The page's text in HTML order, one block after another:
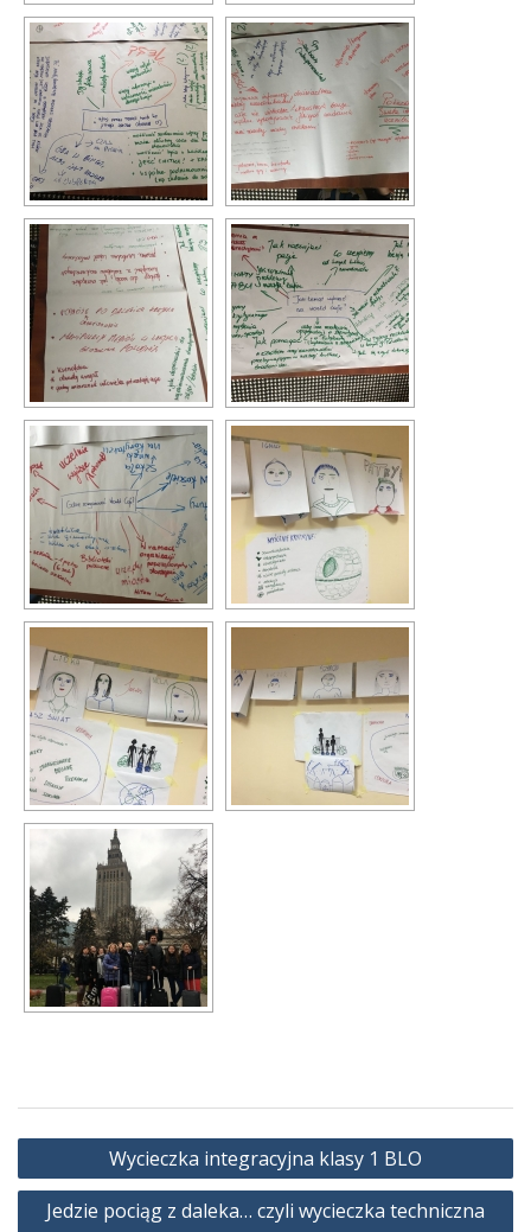
Nawigacja
wpisu
Wycieczka integracyjna klasy 1 BLO
Jedzie pociąg z daleka… czyli wycieczka techniczna